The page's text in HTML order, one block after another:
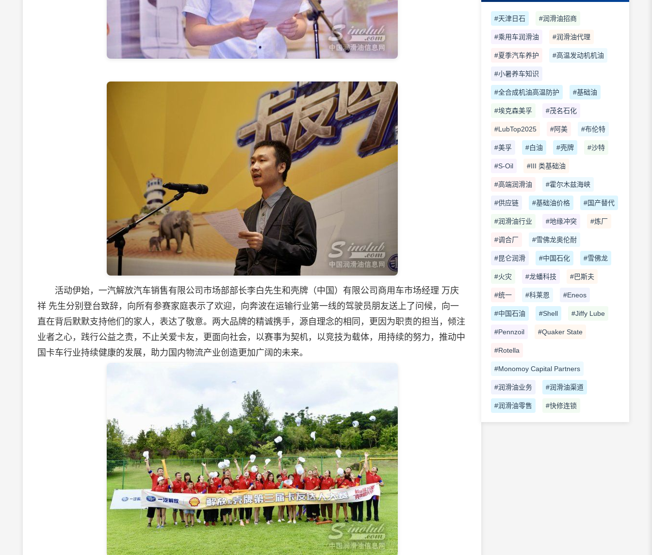
活动伊始，一汽解放汽车销售有限公司市场部部长李白先生和壳牌（中国）有限公司商用车市场经理 万庆
祥 先生分别登台致辞，向所有参赛家庭表示了欢迎，向奔波在运输行业第一线的驾驶员朋友送上了问候，向一
直在背后默默支持他们的家人，表达了敬意。两大品牌的精诚携手，源自理念的相同，更因为职责的担当，倾注
业者之心，践行公益之责，不止关爱卡友，更面向社会，以赛事为契机，以竞技为载体，用持续的努力，推动中
国卡车行业持续健康的发展，助力国内物流产业创造更加广阔的未来。
#天津日石 #润滑油招商
#乘用车润滑油 #润滑油代理
#夏季汽车养护 #高温发动机机油
#小暑养车知识
#全合成机油高温防护 #基础油
#埃克森美孚 #茂名石化
#LubTop2025 #阿美 #布伦特
#美孚 #白油 #壳牌 #沙特
#S-Oil #III 类基础油
#高端润滑油 #霍尔木兹海峡
#供应链 #基础油价格 #国产替代
#润滑油行业 #地缘冲突 #炼厂
#调合厂 #雪佛龙奥伦耐
#昆仑润滑 #中国石化 #雪佛龙
#火灾 #龙蟠科技 #巴斯夫
#统一 #科莱恩 #Eneos
#中国石油 #Shell #Jiffy Lube
#Pennzoil #Quaker State
#Rotella
#Monomoy Capital Partners
#润滑油业务 #润滑油渠道
#润滑油零售 #快修连锁